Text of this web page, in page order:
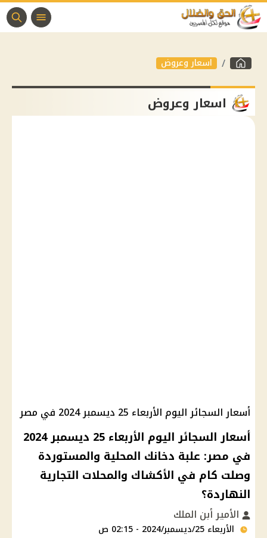
اسعار وعروض
اسعار وعروض
أسعار السجائر اليوم الأربعاء 25 ديسمبر 2024 في مصر
أسعار السجائر اليوم الأربعاء 25 ديسمبر 2024
في مصر: علبة دخانك المحلية والمستوردة
وصلت كام في الأكشاك والمحلات التجارية
النهاردة؟
الأمير أبن الملك
الأربعاء 25/ديسمبر/2024 - 02:15 ص